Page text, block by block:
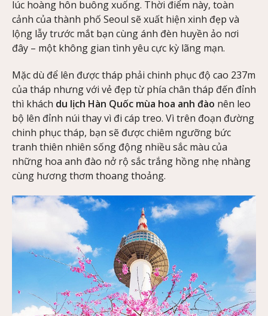
lúc hoàng hôn buông xuống. Thời điểm này, toàn
cảnh của thành phố Seoul sẽ xuất hiện xinh đẹp và
lộng lẫy trước mắt bạn cùng ánh đèn huyền ảo nơi
đây – một không gian tình yêu cực kỳ lãng mạn.
Mặc dù để lên được tháp phải chinh phục độ cao 237m
của tháp nhưng với vẻ đẹp từ phía chân tháp đến đỉnh
thì khách du lịch Hàn Quốc mùa hoa anh đào nên leo
bộ lên đỉnh núi thay vì đi cáp treo. Vì trên đoạn đường
chinh phục tháp, bạn sẽ được chiêm ngưỡng bức
tranh thiên nhiên sống động nhiều sắc màu của
những hoa anh đào nở rộ sắc trắng hồng nhẹ nhàng
cùng hương thơm thoang thoảng.